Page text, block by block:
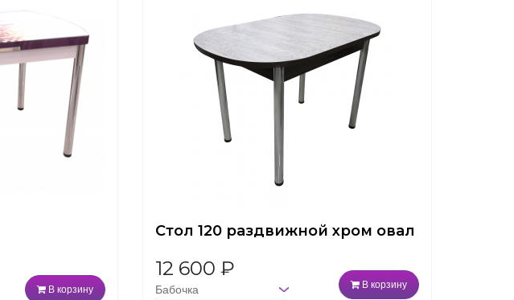
В корзину
Стол 120 раздвижной хром овал
12 600 ₽
В корзину